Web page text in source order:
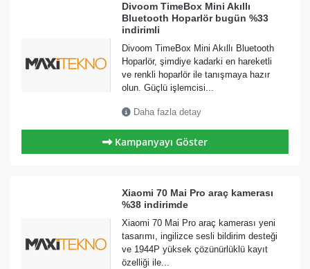
Divoom TimeBox Mini Akıllı
Bluetooth Hoparlör bugün %33
indirimli
Divoom TimeBox Mini Akıllı Bluetooth
Hoparlör, şimdiye kadarki en hareketli
ve renkli hoparlör ile tanışmaya hazır
olun. Güçlü işlemcisi...
Daha fazla detay
Kampanyayı Göster
Xiaomi 70 Mai Pro araç kamerası
%38 indirimde
Xiaomi 70 Mai Pro araç kamerası yeni
tasarımı, ingilizce sesli bildirim desteği
ve 1944P yüksek çözünürlüklü kayıt
özelliği ile...